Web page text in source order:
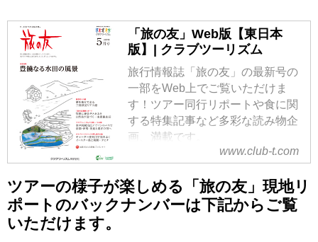
「旅の友」Web版【東日本
版】| クラブツーリズム
旅行情報誌「旅の友」の最新号の
一部をWeb上でご覧いただけま
す！ツアー同行リポートや食に関
する特集記事など多彩な読み物企
画、満載です。
※「旅の友」7月号は6月10日に発
www.club-t.com
ツアーの様子が楽しめる「旅の友」現地リ
ポートのバックナンバーは下記からご覧
いただけます。